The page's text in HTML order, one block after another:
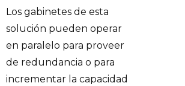
Los gabinetes de esta
solución pueden operar
en paralelo para proveer
de redundancia o para
incrementar la capacidad